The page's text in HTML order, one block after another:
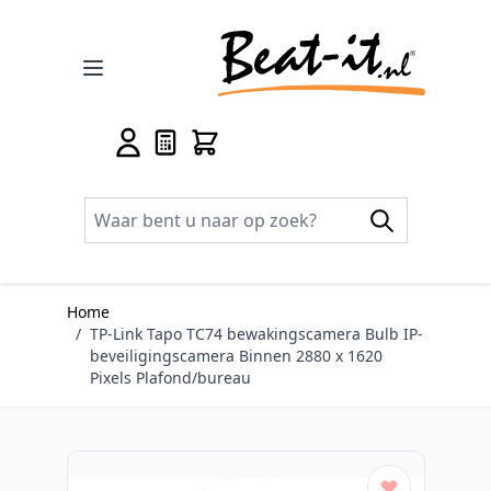
Home
/ TP-Link Tapo TC74 bewakingscamera Bulb IP-
beveiligingscamera Binnen 2880 x 1620
Pixels Plafond/bureau